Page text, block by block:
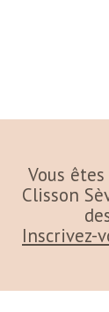
Vous
Clisson
Inscrivez-